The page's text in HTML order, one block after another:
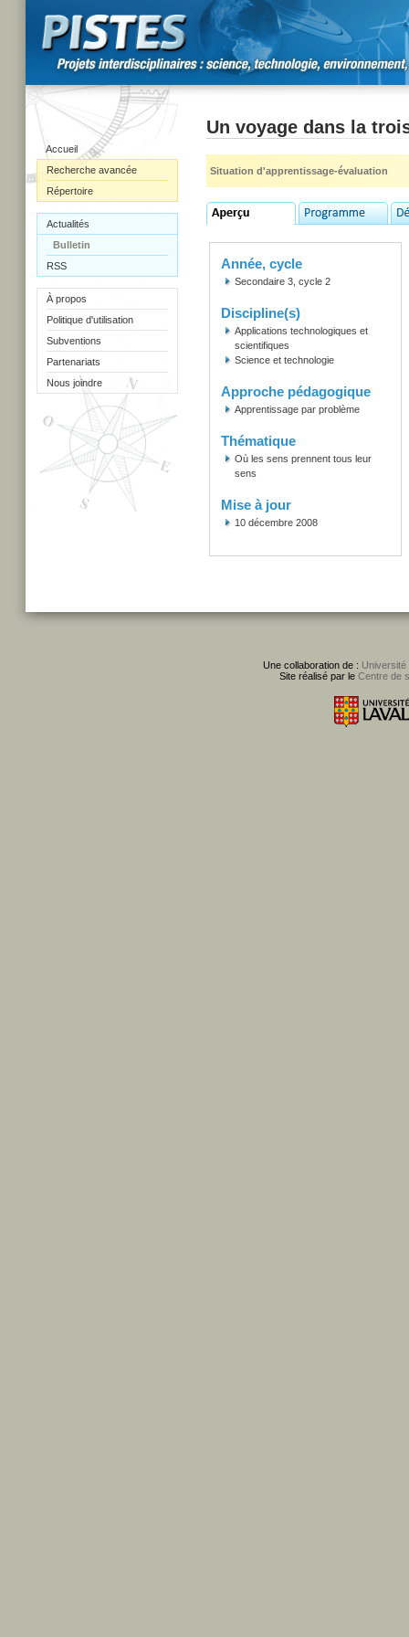
Accueil
Recherche avancée
Répertoire
Actualités
Bulletin
RSS
À propos
Politique d'utilisation
Subventions
Partenariats
Nous joindre
Un voyage dans la
Situation d'apprentissage-évaluation
Année, cycle
Secondaire 3, cycle 2
Discipline(s)
Applications technologiques et
scientifiques
Science et technologie
Approche pédagogique
Apprentissage par problème
Thématique
Où les sens prennent tous leur
sens
Mise à jour
10 décembre 2008
Une collaboration de : Université
Site réalisé par le Centre de